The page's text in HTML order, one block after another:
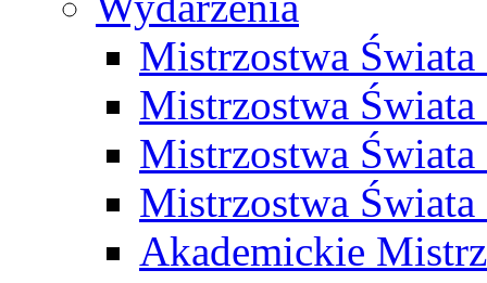
Mistrzostwa
Mistrzostwa
Mistrzostwa
Mistrzostwa
Akademickie